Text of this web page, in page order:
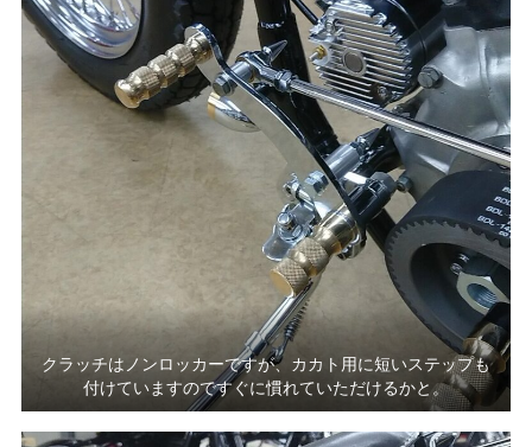
クラッチはノンロッカーですが、カカト用に短いステップも
付けていますのですぐに慣れていただけるかと。